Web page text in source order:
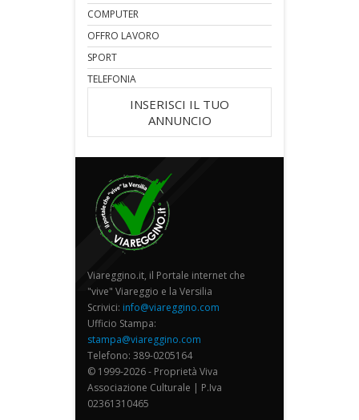
COMPUTER
OFFRO LAVORO
SPORT
TELEFONIA
INSERISCI IL TUO
ANNUNCIO
Viareggino.it, il Portale internet che
"vive" Viareggio e la Versilia
Scrivici: info@viareggino.com
Ufficio Stampa:
stampa@viareggino.com
Telefono: 389-0205164
© 1999-2026 - Proprietà Viva
Associazione Culturale | P.Iva
02361310465